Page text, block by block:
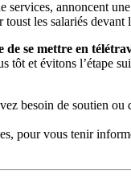
services, annoncent
les salariés
de se mettre en
tôt et évitons
besoin de soutien ou
pour vous tenir